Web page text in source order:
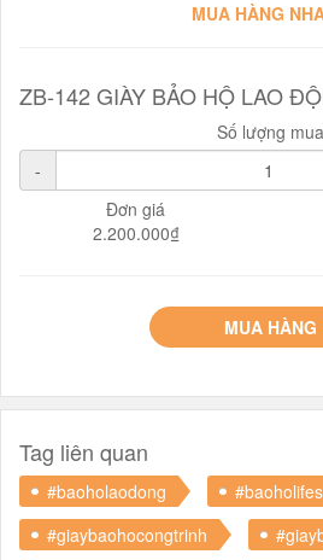
MUA HÀNG
ZB-142 GIÀY BẢO HỘ LAO
Số lượng mua
-
Đơn giá
2.200.000₫
MUA HÀNG
Tag liên quan
#baoholaodong
#giaybaohocongtrinh